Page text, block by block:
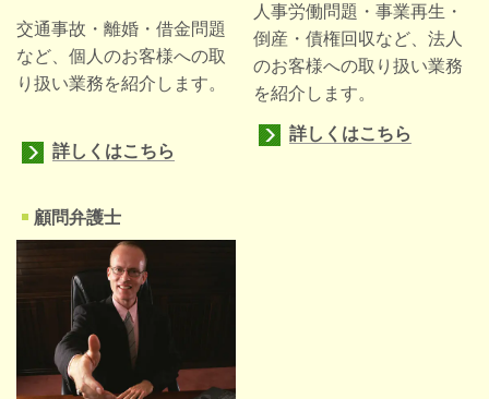
交通事故・離婚・借金問題
など、個人のお客様への取
り扱い業務を紹介します。
詳しくはこちら
人事労働問題・事業再生・
倒産・債権回収など、法人
のお客様への取り扱い業務
を紹介します。
詳しくはこちら
顧問弁護士